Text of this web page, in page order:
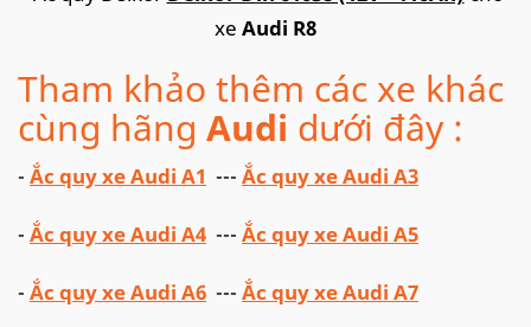
xe Audi R8
Tham khảo thêm các xe khác
cùng hãng Audi dưới đây :
- Ắc quy xe Audi A1 --- Ắc quy xe Audi A3
- Ắc quy xe Audi A4 --- Ắc quy xe Audi A5
- Ắc quy xe Audi A6 --- Ắc quy xe Audi A7